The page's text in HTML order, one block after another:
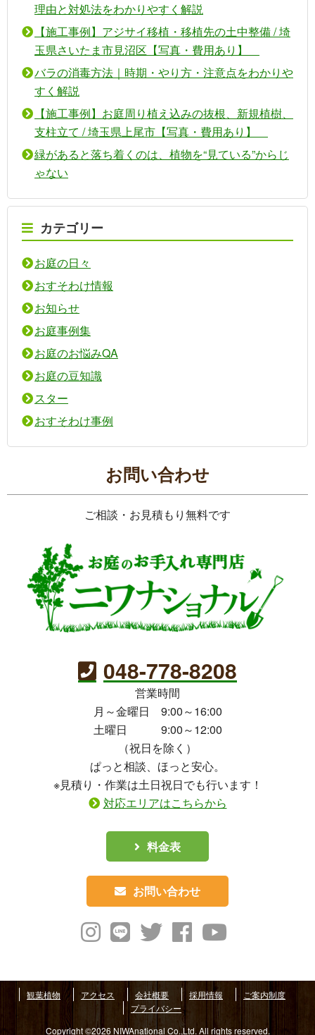
理由と対処法をわかりやすく解説
【施工事例】アジサイ移植・移植先の土中整備 / 埼
玉県さいたま市見沼区【写真・費用あり】
バラの消毒方法｜時期・やり方・注意点をわかりや
すく解説
【施工事例】お庭周り植え込みの抜根、新規植樹、
支柱立て / 埼玉県上尾市【写真・費用あり】
緑があると落ち着くのは、植物を“見ている”からじ
ゃない
カテゴリー
お庭の日々
おすそわけ情報
お知らせ
お庭事例集
お庭のお悩みQA
お庭の豆知識
スター
おすそわけ事例
お問い合わせ
ご相談・お見積もり無料です
048-778-8208
営業時間
月～金曜日 9:00～16:00
土曜日 9:00～12:00
（祝日を除く）
ぱっと相談、ほっと安心。
※見積り・作業は土日祝日でも行います！
対応エリアはこちらから
料金表
お問い合わせ
観葉植物 アクセス 会社概要 採用情報
ご案内制度
プライバシー
Copyright ©2026 NIWAnational Co.,Ltd. All rights reserved.